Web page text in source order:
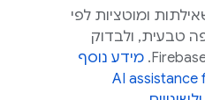
ומוטציות לפי
טבעית, ולבדוק
. מידע נוסף
AI assistance